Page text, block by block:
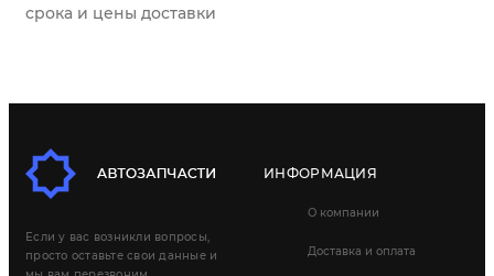
срока и цены доставки
Если у вас возникли вопросы,
просто оставьте свои данные и
ИНФОРМАЦИЯ
О компании
Доставка и оплата